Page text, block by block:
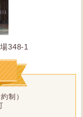
348-1
制）